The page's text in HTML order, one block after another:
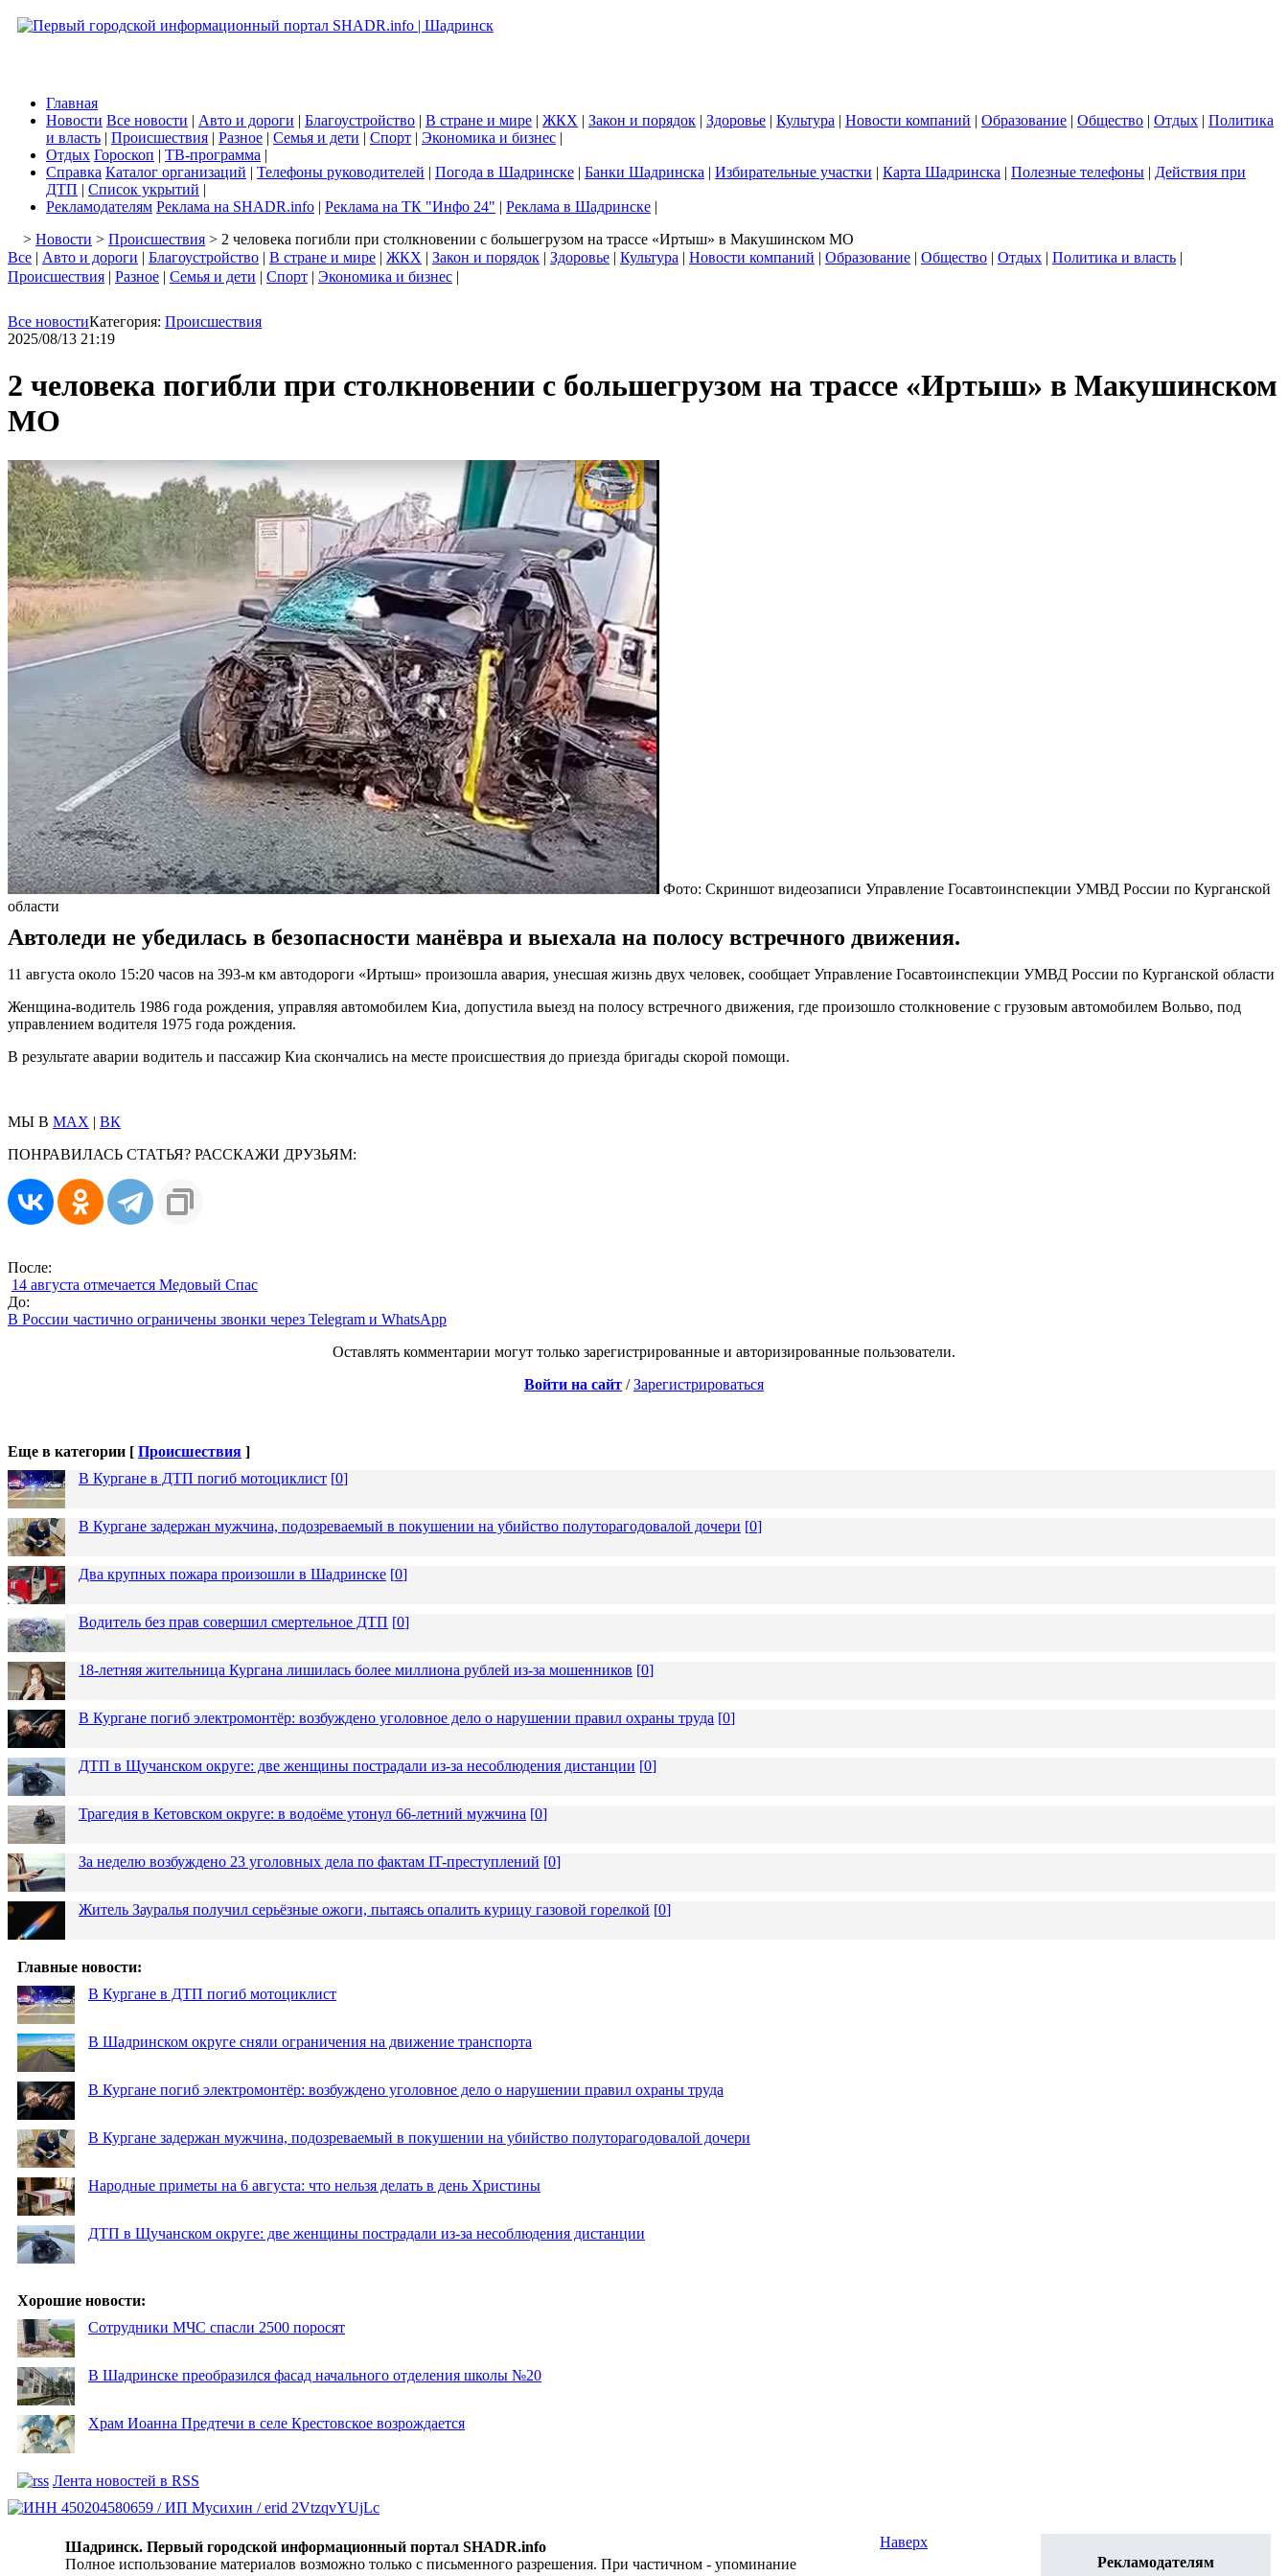
Главная
Новости Все новости | Авто и дороги | Благоустройство | В стране и мире | ЖКХ | Закон и порядок | Здоровье | Культура | Новости компаний | Образование | Общество | Отдых | Политика
и власть | Происшествия | Разное | Семья и дети | Спорт | Экономика и бизнес |
Отдых Гороскоп | ТВ-программа |
Справка Каталог организаций | Телефоны руководителей | Погода в Шадринске | Банки Шадринска | Избирательные участки | Карта Шадринска | Полезные телефоны | Действия при
ДТП | Список укрытий |
Рекламодателям Реклама на SHADR.info | Реклама на ТК "Инфо 24" | Реклама в Шадринске |
> Новости > Происшествия > 2 человека погибли при столкновении с большегрузом на трассе «Иртыш» в Макушинском МО
Все | Авто и дороги | Благоустройство | В стране и мире | ЖКХ | Закон и порядок | Здоровье | Культура | Новости компаний | Образование | Общество | Отдых | Политика и власть |
Происшествия | Разное | Семья и дети | Спорт | Экономика и бизнес |
Все новостиКатегория: Происшествия
2025/08/13 21:19
2 человека погибли при столкновении с большегрузом на трассе «Иртыш» в Макушинском
МО
Фото: Скриншот видеозаписи Управление Госавтоинспекции УМВД России по Курганской
области
Автоледи не убедилась в безопасности манёвра и выехала на полосу встречного движения.
11 августа около 15:20 часов на 393-м км автодороги «Иртыш» произошла авария, унесшая жизнь двух человек, сообщает Управление Госавтоинспекции УМВД России по Курганской области
Женщина-водитель 1986 года рождения, управляя автомобилем Киа, допустила выезд на полосу встречного движения, где произошло столкновение с грузовым автомобилем Вольво, под
управлением водителя 1975 года рождения.
В результате аварии водитель и пассажир Киа скончались на месте происшествия до приезда бригады скорой помощи.
МЫ В MAX | ВК
ПОНРАВИЛАСЬ СТАТЬЯ? РАССКАЖИ ДРУЗЬЯМ:
После:
14 августа отмечается Медовый Спас
До:
В России частично ограничены звонки через Telegram и WhatsApp
Оставлять комментарии могут только зарегистрированные и авторизированные пользователи.
Войти на сайт /Зарегистрироваться
Еще в категории [ Происшествия ]
В Кургане в ДТП погиб мотоциклист [0]
В Кургане задержан мужчина, подозреваемый в покушении на убийство полуторагодовалой дочери [0]
Два крупных пожара произошли в Шадринске [0]
Водитель без прав совершил смертельное ДТП [0]
18-летняя жительница Кургана лишилась более миллиона рублей из-за мошенников [0]
В Кургане погиб электромонтёр: возбуждено уголовное дело о нарушении правил охраны труда [0]
ДТП в Щучанском округе: две женщины пострадали из-за несоблюдения дистанции [0]
Трагедия в Кетовском округе: в водоёме утонул 66-летний мужчина [0]
За неделю возбуждено 23 уголовных дела по фактам IT-преступлений [0]
Житель Зауралья получил серьёзные ожоги, пытаясь опалить курицу газовой горелкой [0]
Главные новости:
В Кургане в ДТП погиб мотоциклист
В Шадринском округе сняли ограничения на движение транспорта
В Кургане погиб электромонтёр: возбуждено уголовное дело о нарушении правил охраны труда
В Кургане задержан мужчина, подозреваемый в покушении на убийство полуторагодовалой дочери
Народные приметы на 6 августа: что нельзя делать в день Христины
ДТП в Щучанском округе: две женщины пострадали из-за несоблюдения дистанции
Хорошие новости:
Сотрудники МЧС спасли 2500 поросят
В Шадринске преобразился фасад начального отделения школы №20
Храм Иоанна Предтечи в селе Крестовское возрождается
Лента новостей в RSS
Шадринск. Первый городской информационный портал SHADR.info
Полное использование материалов возможно только с письменного разрешения. При частичном - упоминание
Рекламодателям
Наверх